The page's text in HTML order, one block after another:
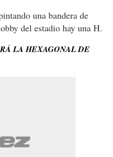
una bandera de
del estadio hay una H.
LA HEXAGONAL DE